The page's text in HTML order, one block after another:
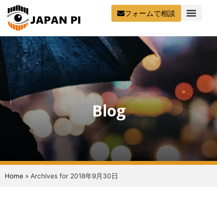
フォームで相談
Blog
Home » Archives for 2018年9月30日